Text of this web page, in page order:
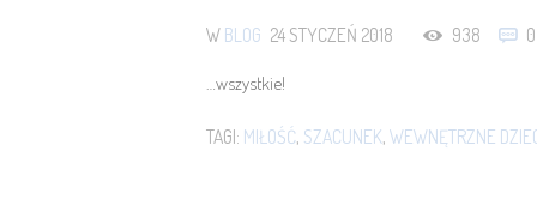
W BLOG 24 STYCZEŃ 2018 938 0
…wszystkie!
TAGI: MIŁOŚĆ, SZACUNEK, WEWNĘTRZNE